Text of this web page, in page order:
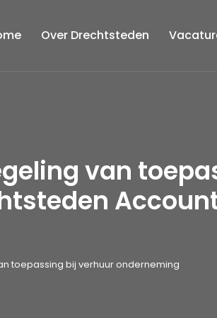
Over Drechtsteden
van
toepassing bij verhuur onderneming